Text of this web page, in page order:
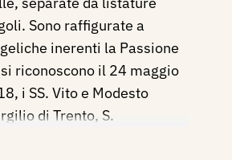
Sono raffigurate a
inerenti la Passione
riconoscono il 24 maggio
i SS. Vito e Modesto
di Trento, S.
di Trieste, S.